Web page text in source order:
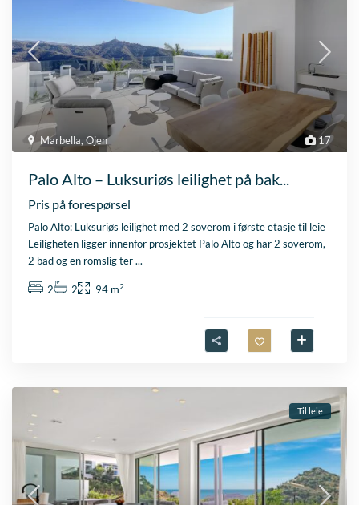
17
Marbella,Ojen
Palo Alto – Luksuriøs leilighet på bak...
Pris på forespørsel
Palo Alto: Luksuriøs leilighet med 2 soverom i første etasje til leie
Leiligheten ligger innenfor prosjektet Palo Alto og har 2 soverom,
2 bad og en romslig ter...
2 2 94 m2
Til leie